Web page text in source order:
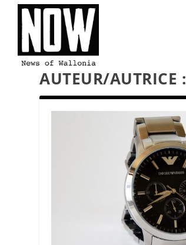
AUTEUR/AUTRICE :